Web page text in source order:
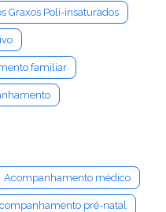
Graxos Poli-insaturados
familiar
Acompanhamento médico
pré-natal